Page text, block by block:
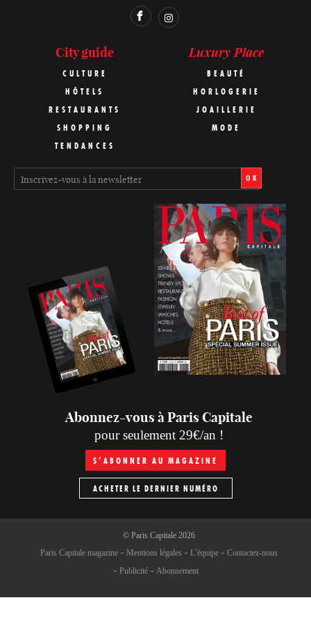
City guide
CULTURE
HÔTELS
RESTAURANTS
SHOPPING
TENDANCES
Luxury Place
BEAUTÉ
HORLOGERIE
JOAILLERIE
MODE
OK
Abonnez-vous à Paris Capitale
pour seulement 29€/an !
S’ABONNER AU MAGAZINE
ACHETER LE DERNIER NUMÉRO
© Paris Capitale2026
Paris Capitale magazine
Mentions légales L’équipe
Contactez-nous
Publicité
Abonnement